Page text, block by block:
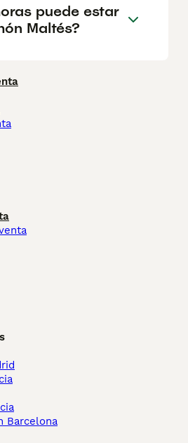
puede estar
Maltés?
Barcelona